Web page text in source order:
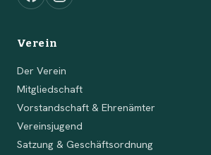
Verein
Der Verein
Mitgliedschaft
Vorstandschaft & Ehrenämter
Vereinsjugend
Satzung & Geschäftsordnung